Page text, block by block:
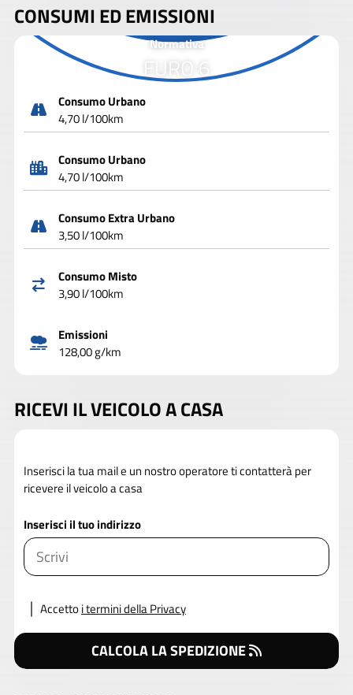
CONSUMI ED EMISSIONI
Normativa
EURO 6
Consumo Urbano
4,70 l/100km
Consumo Urbano
4,70 l/100km
Consumo Extra Urbano
3,50 l/100km
Consumo Misto
3,90 l/100km
Emissioni
128,00 g/km
RICEVI IL VEICOLO A CASA
Inserisci la tua mail e un nostro operatore ti contatterà per
ricevere il veicolo a casa
Inserisci il tuo indirizzo
Accettoi termini della Privacy
CALCOLA LA SPEDIZIONE